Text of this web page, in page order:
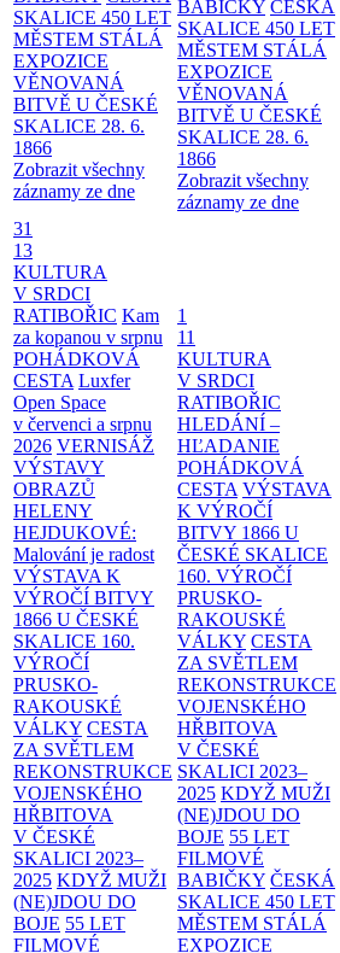
SKALICE 450 LET
MĚSTEM STÁLÁ
EXPOZICE
VĚNOVANÁ
BITVĚ U ČESKÉ
SKALICE 28. 6.
1866
Zobrazit všechny
záznamy ze dne
BABIČKY ČESKÁ
SKALICE 450 LET
MĚSTEM STÁLÁ
EXPOZICE
VĚNOVANÁ
BITVĚ U ČESKÉ
SKALICE 28. 6.
1866
Zobrazit všechny
záznamy ze dne
31
13
KULTURA
V SRDCI
RATIBOŘIC Kam
za kopanou v srpnu
POHÁDKOVÁ
CESTA Luxfer
Open Space
v červenci a srpnu
2026 VERNISÁŽ
VÝSTAVY
OBRAZŮ
HELENY
HEJDUKOVÉ:
Malování je radost
VÝSTAVA K
VÝROČÍ BITVY
1866 U ČESKÉ
SKALICE 160.
VÝROČÍ
PRUSKO-
RAKOUSKÉ
VÁLKY CESTA
ZA SVĚTLEM
REKONSTRUKCE
VOJENSKÉHO
HŘBITOVA
V ČESKÉ
SKALICI 2023–
2025 KDYŽ MUŽI
(NE)JDOU DO
BOJE 55 LET
FILMOVÉ
1
11
KULTURA
V SRDCI
RATIBOŘIC
HLEDÁNÍ –
HĽADANIE
POHÁDKOVÁ
CESTA VÝSTAVA
K VÝROČÍ
BITVY 1866 U
ČESKÉ SKALICE
160. VÝROČÍ
PRUSKO-
RAKOUSKÉ
VÁLKY CESTA
ZA SVĚTLEM
REKONSTRUKCE
VOJENSKÉHO
HŘBITOVA
V ČESKÉ
SKALICI 2023–
2025 KDYŽ MUŽI
(NE)JDOU DO
BOJE 55 LET
FILMOVÉ
BABIČKY ČESKÁ
SKALICE 450 LET
MĚSTEM STÁLÁ
EXPOZICE